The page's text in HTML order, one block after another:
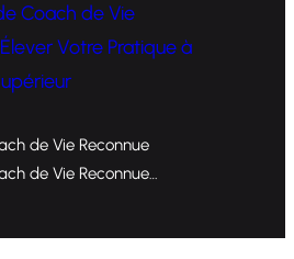
Coach de Vie
Votre Pratique à
de Vie Reconnue
de Vie Reconnue…